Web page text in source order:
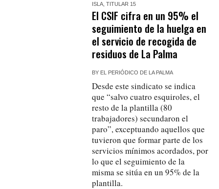
ISLA ,TITULAR 15
El CSIF cifra en un 95% el
seguimiento de la huelga en
el servicio de recogida de
residuos de La Palma
BY EL PERIÓDICO DE LA PALMA
Desde este sindicato se indica
que “salvo cuatro esquiroles, el
resto de la plantilla (80
trabajadores) secundaron el
paro”, exceptuando aquellos que
tuvieron que formar parte de los
servicios mínimos acordados, por
lo que el seguimiento de la
misma se sitúa en un 95% de la
plantilla.